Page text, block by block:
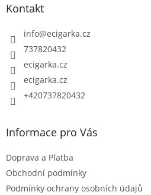
Kontakt
info@ecigarka.cz
737820432
ecigarka.cz
ecigarka.cz
+420737820432
Informace pro Vás
Doprava a Platba
Obchodní podmínky
Podmínky ochrany osobních údajů